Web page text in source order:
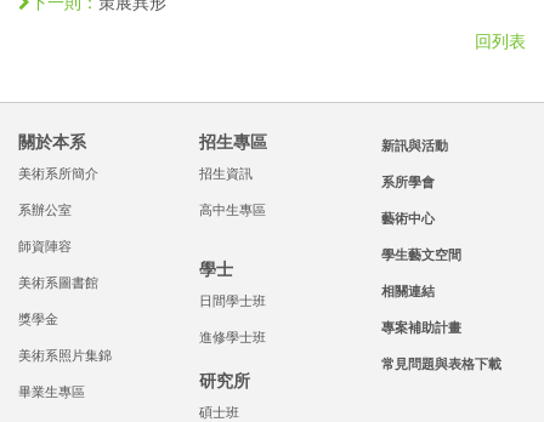
回列表
關於本系
美術系所簡介
系辦公室
師資陣容
美術系圖書館
獎學金
美術系照片集錦
畢業生專區
招生專區
招生資訊
高中生專區
學士
日間學士班
進修學士班
研究所
碩士班
新訊與活動
系所學會
藝術中心
學生藝文空間
相關連結
專案補助計畫
常見問題與表格下載